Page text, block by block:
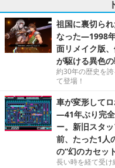
祖国に裏切ら
なった―1998
面リメイク版
が駆ける異色
約30年の歴史を
て登場！
車が変形して
―41年ぶり完全
ー。新旧スタ
前、たった1人
の“幻のカセッ
長い時を経て受け